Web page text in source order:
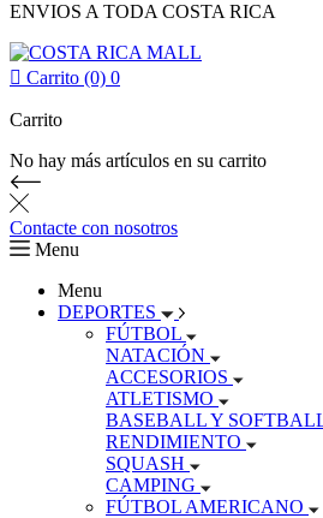
ENVIOS A TODA COSTA RICA
 Carrito (0) 0
Carrito
No hay más artículos en su carrito
Contacte con nosotros
Menu
Menu
DEPORTES
FÚTBOL
NATACIÓN
ACCESORIOS
ATLETISMO
BASEBALL Y
RENDIMIENTO
SQUASH
CAMPING
FÚTBOL AMERICANO